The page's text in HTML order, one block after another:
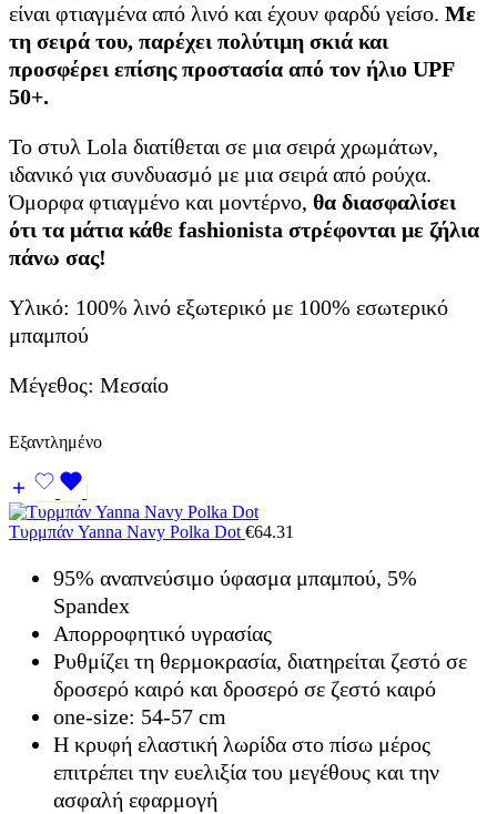
είναι φτιαγμένα από λινό και έχουν φαρδύ γείσο. Με
τη σειρά του, παρέχει πολύτιμη σκιά και
προσφέρει επίσης προστασία από τον ήλιο UPF
50+.
Το στυλ Lola διατίθεται σε μια σειρά χρωμάτων,
ιδανικό για συνδυασμό με μια σειρά από ρούχα.
Όμορφα φτιαγμένο και μοντέρνο, θα διασφαλίσει
ότι τα μάτια κάθε fashionista στρέφονται με ζήλια
πάνω σας!
Υλικό: 100% λινό εξωτερικό με 100% εσωτερικό
μπαμπού
Μέγεθος: Μεσαίο
Εξαντλημένο
Τυρμπάν Yanna Navy Polka Dot€64.31
95% αναπνεύσιμο ύφασμα μπαμπού, 5%
Spandex
Απορροφητικό υγρασίας
Ρυθμίζει τη θερμοκρασία, διατηρείται ζεστό σε
δροσερό καιρό και δροσερό σε ζεστό καιρό
one-size: 54-57 cm
Η κρυφή ελαστική λωρίδα στο πίσω μέρος
επιτρέπει την ευελιξία του μεγέθους και την
ασφαλή εφαρμογή